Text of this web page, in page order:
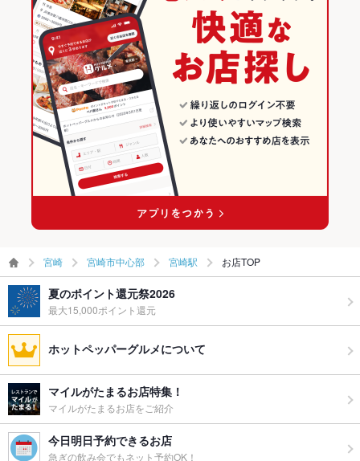
お子様連れ お子様連れOK ：ご家族でもお食事可能です。
ウェディン
グパーティ
ー二次会
歓迎 ※ご相談下さい。
－
宮崎駅 × 海鮮
宮崎 × 海鮮
宮崎駅のグルメランキング
宮崎駅の居酒屋ランキング
宮崎 宮崎市中心部 宮崎駅 お店TOP
夏のポイント還元祭2026
最大15,000ポイント還元
ホットペッパーグルメについて
マイルがたまるお店特集！
マイルがたまるお店をご紹介
今日明日予約できるお店
急ぎの飲み会でもネット予約OK！